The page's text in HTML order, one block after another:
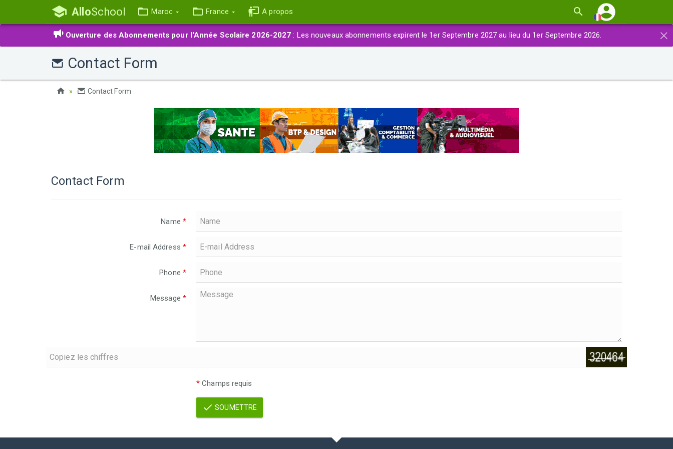
AlloSchool Maroc France A propos
×
Ouverture des Abonnements pour l'Année Scolaire 2026-2027 : Les nouveaux abonnements expirent le 1er Septembre 2027 au lieu du 1er Septembre 2026.
Contact Form
Contact Form
Contact Form
Name *
E-mail Address *
Phone *
Message *
* Champs requis
SOUMETTRE